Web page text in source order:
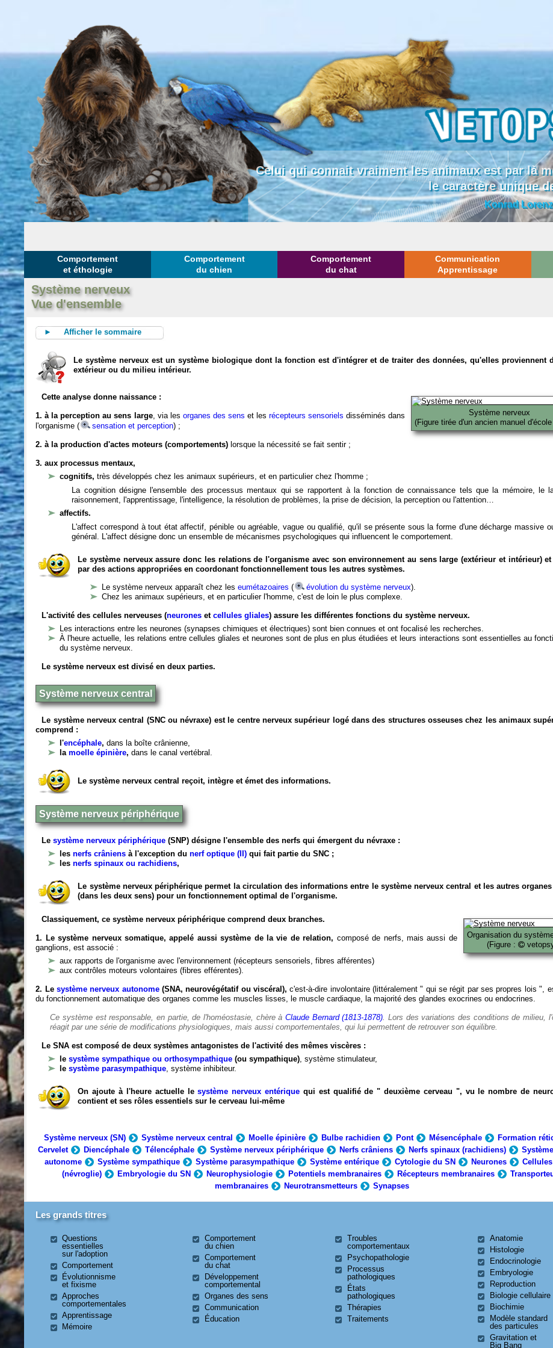
Celui qui connait vraiment les animaux est par là
le caractère unique
Konrad Lorenz
Comportement
et éthologie
Comportement
du chien
Comportement
du chat
Communication
Apprentissage
Système nerveux
Vue d'ensemble
► Afficher le sommaire
Le système nerveux est un système biologique dont la fonction est d'intégrer et de traiter des données, qu'elles proviennent
extérieur ou du milieu intérieur.
Système nerveux
(Figure tirée d'un ancien manuel
Cette analyse donne naissance :
1. à la perception au sens large, via les organes des sens et les récepteurs sensoriels disséminés dans
l'organisme (
sensation et perception) ;
2. à la production d'actes moteurs (comportements) lorsque la nécessité se fait sentir ;
3. aux processus mentaux,
cognitifs,très développés chez les animaux supérieurs, et en particulier chez l'homme ;
La cognition désigne l'ensemble des processus mentaux qui se rapportent à la fonction de connaissance tels que la mémoire, le
raisonnement, l'apprentissage, l'intelligence, la résolution de problèmes, la prise de décision, la perception ou l'attention…
affectifs.
L'affect correspond à tout état affectif, pénible ou agréable, vague ou qualifié, qu'il se présente sous la forme d'une décharge massive
général. L'affect désigne donc un ensemble de mécanismes psychologiques qui influencent le comportement.
Le système nerveux assure donc les relations de l'organisme avec son environnement au sens large (extérieur et intérieur)
par des actions appropriées en coordonant fonctionnellement tous les autres systèmes.
Le système nerveux apparaît chez leseumétazoaires ( évolution du système nerveux).
Chez les animaux supérieurs, et en particulier l'homme, c'est de loin le plus complexe.
L'activité des cellules nerveuses (neurones etcellules gliales) assure les différentes fonctions du système nerveux.
Les interactions entre les neurones (synapses chimiques et électriques) sont bien connues et ont focalisé les recherches.
À l'heure actuelle, les relations entre cellules gliales et neurones sont de plus en plus étudiées et leurs interactions sont essentielles au
du système nerveux.
Le système nerveux est divisé en deux parties.
Système nerveux central
Le système nerveux central (SNC ou névraxe) est le centre nerveux supérieur logé dans des structures osseuses chez les animaux
comprend :
l'encéphale,dans la boîte crânienne,
lamoelle épinière,dans le canal vertébral.
Le système nerveux central reçoit, intègre et émet des informations.
Système nerveux périphérique
Lesystème nerveux périphérique (SNP) désigne l'ensemble des nerfs qui émergent du névraxe :
lesnerfs crâniens à l'exception du nerf optique (II) qui fait partie du SNC ;
lesnerfs spinaux ou rachidiens,
Le système nerveux périphérique permet la circulation des informations entre le système nerveux central et les autres
(dans les deux sens) pour un fonctionnement optimal de l'organisme.
Organisation du
(Figure :
Classiquement, ce système nerveux périphérique comprend deux branches.
1. Le système nerveux somatique, appelé aussi système de la vie de relation, composé de nerfs, mais aussi de
ganglions, est associé :
aux rapports de l'organisme avec l'environnement (récepteurs sensoriels, fibres afférentes)
aux contrôles moteurs volontaires (fibres efférentes).
2. Le système nerveux autonome(SNA, neurovégétatif ou viscéral), c'est-à-dire involontaire (littéralement " qui se régit par ses propres lois ",
du fonctionnement automatique des organes comme les muscles lisses, le muscle cardiaque, la majorité des glandes exocrines ou endocrines.
Ce système est responsable, en partie, de l'homéostasie, chère àClaude Bernard (1813-1878). Lors des variations des conditions de milieu,
réagit par une série de modifications physiologiques, mais aussi comportementales, qui lui permettent de retrouver son équilibre.
Le SNA est composé de deux systèmes antagonistes de l'activité des mêmes viscères :
lesystème sympathique ou orthosympathique (ou sympathique), système stimulateur,
lesystème parasympathique, système inhibiteur.
On ajoute à l'heure actuelle lesystème nerveux entérique qui est qualifié de " deuxième cerveau ", vu le nombre de
contient et ses rôles essentiels sur le cerveau lui-même
Système nerveux (SN) Système nerveux central Moelle épinière Bulbe rachidien Pont Mésencéphale
Formation
Cervelet
Diencéphale Télencéphale Système nerveux périphérique Nerfs crâniens Nerfs spinaux (rachidiens)
autonome
Système sympathique Système parasympathique Système entérique Cytologie du SN Neurones
(névroglie)
Embryologie du SN Neurophysiologie Potentiels membranaires Récepteurs membranaires
membranaires
Neurotransmetteurs Synapses
Les grands titres
Questions
essentielles
sur l'adoption
Comportement
Évolutionnisme
et fixisme
Approches
comportementales
Apprentissage
Mémoire
Comportement
du chien
Comportement
du chat
Développement
comportemental
Organes des sens
Communication
Éducation
Troubles
comportementaux
Psychopathologie
Processus
pathologiques
États
pathologiques
Thérapies
Traitements
Anatomie
Histologie
Endocrinologie
Embryologie
Reproduction
Biologie cellulaire
Biochimie
Modèle standard
des particules
Gravitation et
Big Bang